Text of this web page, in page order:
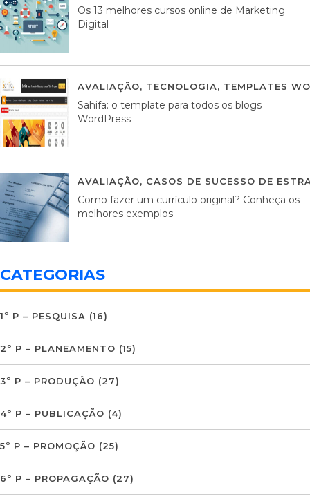
Os 13 melhores cursos online de Marketing
Digital
AVALIAÇÃO, TECNOLOGIA, TEMPLATES
Sahifa: o template para todos os blogs
WordPress
AVALIAÇÃO, CASOS DE SUCESSO DE
Como fazer um currículo original? Conheça os
melhores exemplos
CATEGORIAS
1º P – PESQUISA (16)
2º P – PLANEAMENTO (15)
3º P – PRODUÇÃO (27)
4º P – PUBLICAÇÃO (4)
5º P – PROMOÇÃO (25)
6º P – PROPAGAÇÃO (27)